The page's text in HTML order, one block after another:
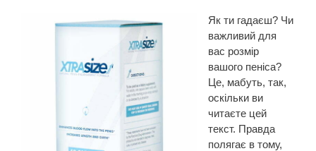
Як ти гадаєш? Чи
важливий для
вас розмір
вашого пеніса?
Це, мабуть, так,
оскільки ви
читаєте цей
текст. Правда
полягає в тому,